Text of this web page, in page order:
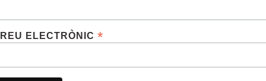
ELECTRÒNIC *